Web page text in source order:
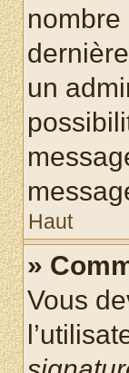
nombre
un
Haut
»
Vous